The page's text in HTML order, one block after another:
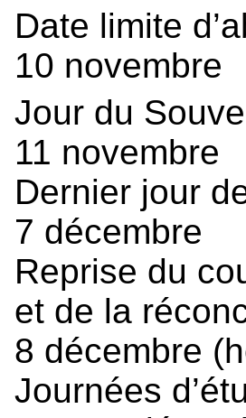
Date limite
10 novembre
Jour du
11 novembre
Dernier jour
7 décembre
Reprise du
et de la
8 décembre
Journées